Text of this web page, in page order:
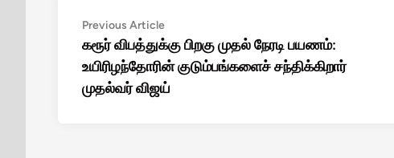
Post
navigation
Previous ArticlePrevious
article:
கரூர் விபத்துக்கு பிறகு முதல் நேரடி பயணம்:
உயிரிழந்தோரின் குடும்பங்களைச் சந்திக்கிறார்
முதல்வர் விஜய்